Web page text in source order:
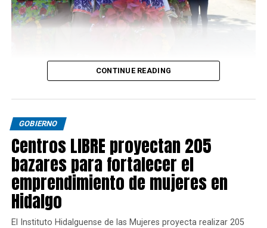
CONTINUE READING
GOBIERNO
Centros LIBRE proyectan 205
bazares para fortalecer el
emprendimiento de mujeres en
Hidalgo
El Instituto Hidalguense de las Mujeres proyecta realizar 205